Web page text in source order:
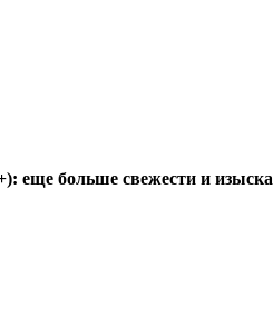
еще больше свежести и изыска